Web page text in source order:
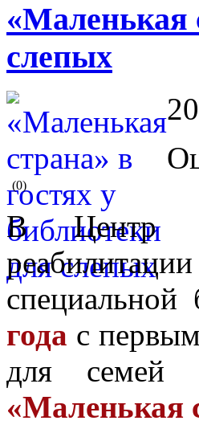
«Маленькая
слепых
(0)
В Центр
года с
для семей
«Маленькая